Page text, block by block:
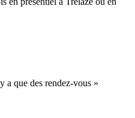
a que des rendez-vous »